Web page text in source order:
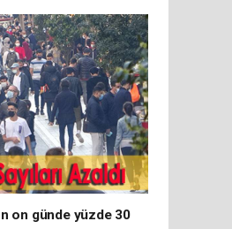
on günde yüzde 30